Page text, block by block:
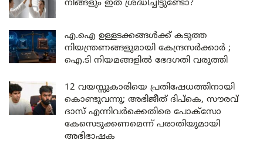
നിങ്ങളും ഇത് ശ്രദ്ധിച്ചിട്ടുണ്ടോ?
എ.ഐ ഉള്ളടക്കങ്ങൾക്ക് കടുത്ത
നിയന്ത്രണങ്ങളുമായി കേന്ദ്രസർക്കാർ ;
ഐ.ടി നിയമങ്ങളിൽ ഭേദഗതി വരുത്തി
12 വയസ്സുകാരിയെ പ്രതിഷേധത്തിനായി
കൊണ്ടുവന്നു; അഭിജീത് ദിപ്കെ, സൗരവ്
ദാസ് എന്നിവർക്കെതിരെ പോക്സോ
കേസെടുക്കണമെന്ന് പരാതിയുമായി
അഭിഭാഷക